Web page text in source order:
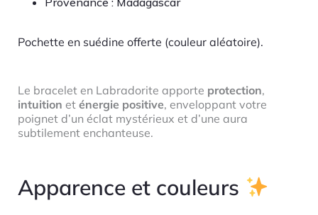
Pochette en suédine offerte (couleur aléatoire).
Le bracelet en Labradorite apporte protection,
intuition et énergie positive, enveloppant votre
poignet d’un éclat mystérieux et d’une aura
subtilement enchanteuse.
Apparence et couleurs